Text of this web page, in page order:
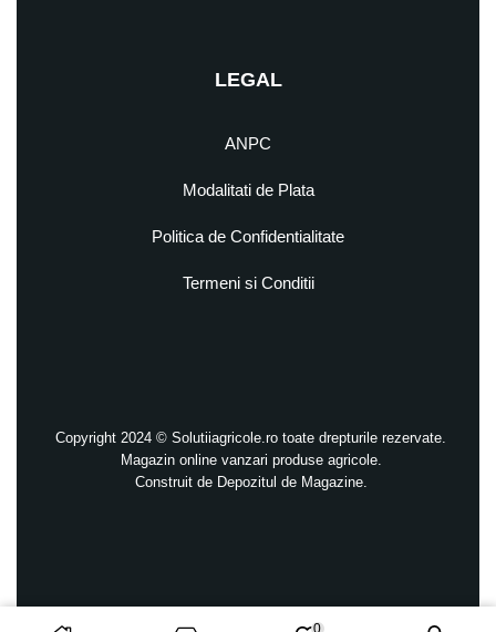
LEGAL
ANPC
Modalitati de Plata
Politica de Confidentialitate
Termeni si Conditii
Copyright 2024 © Solutiiagricole.ro toate drepturile rezervate.
Magazin online vanzari produse agricole.
Construit de Depozitul de Magazine.
0